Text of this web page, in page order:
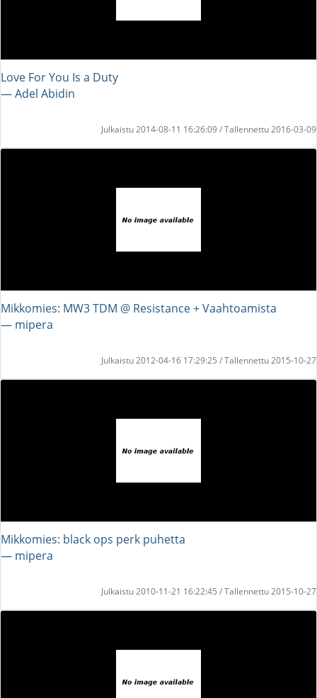
Love For You Is a Duty
― Adel Abidin
Julkaistu 2014-08-11 16:26:09 / Tallennettu 2016-03-09
Mikkomies: MW3 TDM @ Resistance + Vaahtoamista
― mipera
Julkaistu 2012-04-16 17:29:25 / Tallennettu 2015-10-27
Mikkomies: black ops perk puhetta
― mipera
Julkaistu 2010-11-21 16:22:45 / Tallennettu 2015-10-27